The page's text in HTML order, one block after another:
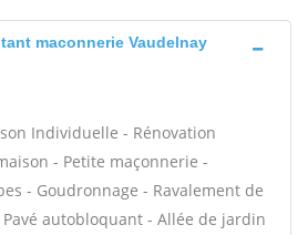
maconnerie Vaudelnay
Individuelle - Rénovation
- Petite maçonnerie -
- Goudronnage - Ravalement de
autobloquant - Allée de jardin